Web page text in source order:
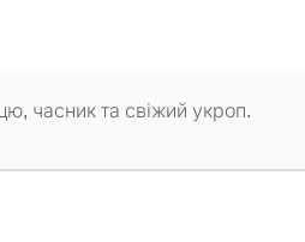
часник та свіжий укроп.